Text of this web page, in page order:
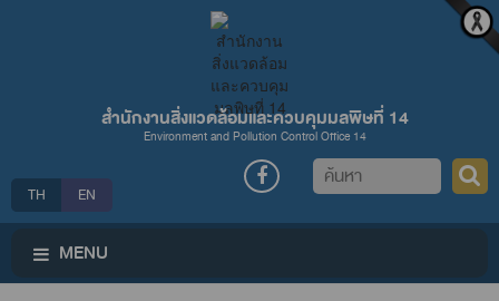
สำนักงานสิ่งแวดล้อมและควบคุมมลพิษที่ 14
Environment and Pollution Control Office 14
TH EN
ค้นหา
MENU